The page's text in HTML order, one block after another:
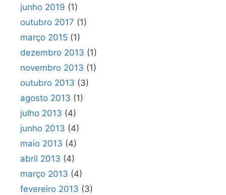
junho 2019 (1)
outubro 2017 (1)
março 2015 (1)
dezembro 2013 (1)
novembro 2013 (1)
outubro 2013 (3)
agosto 2013 (1)
julho 2013 (4)
junho 2013 (4)
maio 2013 (4)
abril 2013 (4)
março 2013 (4)
fevereiro 2013 (3)